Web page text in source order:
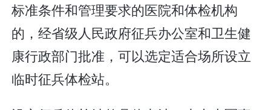
标准条件和管理要求的医院和体检机构
的，经省级人民政府征兵办公室和卫生健
康行政部门批准，可以选定适合场所设立
临时征兵体检站。